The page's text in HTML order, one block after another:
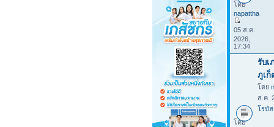
โดย
napattha
05 ส.ค.
2026,
17:34
รับเ
ภูเก็
โดย
ส.ค.
โรบั
โดย